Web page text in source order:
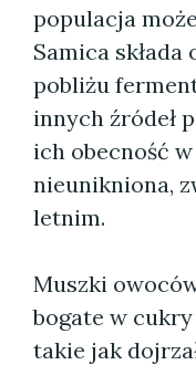
populacja
Samica
pobliżu
innych źródeł
ich obecność
nieunikniona,
letnim.
Muszki
bogate w
takie jak